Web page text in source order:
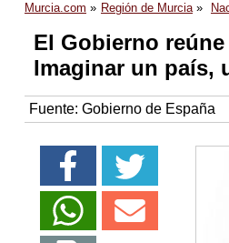
Murcia.com Región de Murcia
El Gobierno
Imaginar un país,
Fuente: Gobierno de España